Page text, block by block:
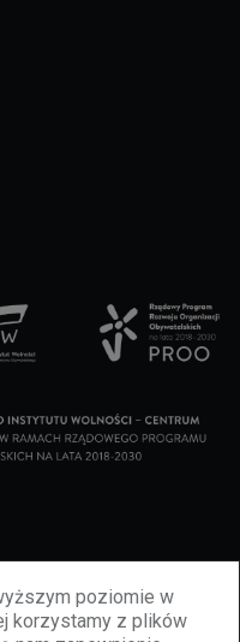
poziomie w
korzystamy z plików